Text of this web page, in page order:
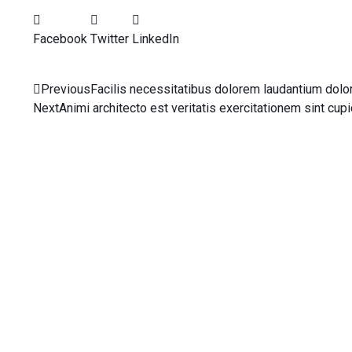
Facebook Twitter LinkedIn
Previous Facilis necessitatibus dolorem laudantium
NextAnimi architecto est veritatis exercitationem sint